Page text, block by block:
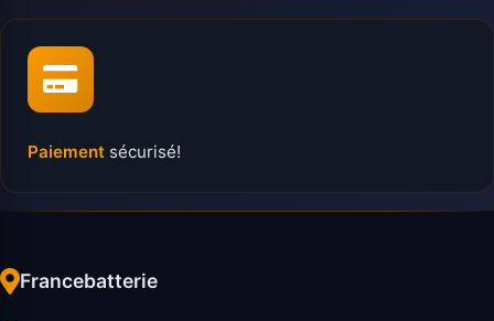
Paiement sécurisé!
Francebatterie